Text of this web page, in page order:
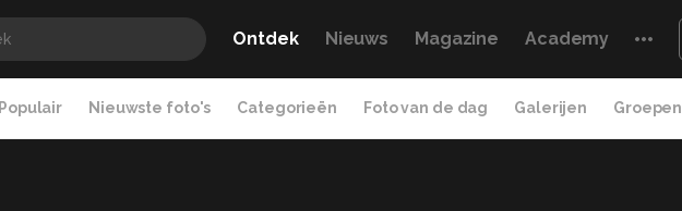
Ontdek Nieuws Magazine Academy
Populair Nieuwste foto's Categorieën Foto van de dag Galerijen Groepen